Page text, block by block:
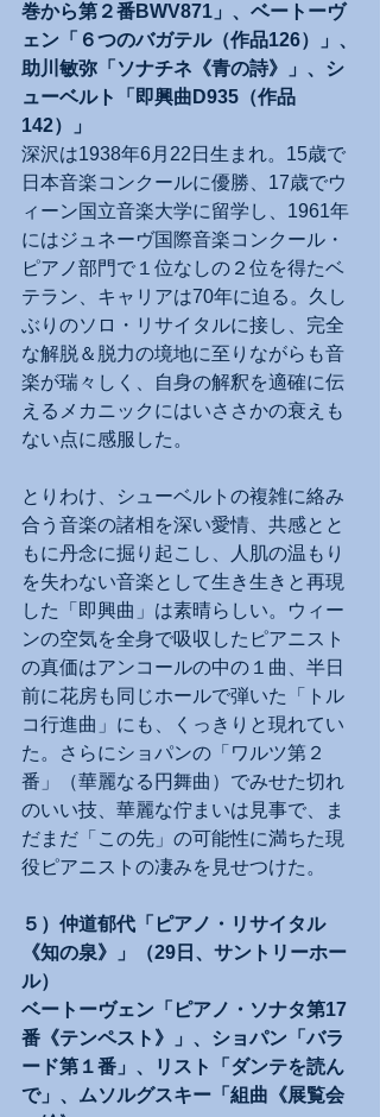
巻から第２番BWV871」、ベートーヴ
ェン「６つのバガテル（作品126）」、
助川敏弥「ソナチネ《青の詩》」、シ
ューベルト「即興曲D935（作品
142）」
深沢は1938年6月22日生まれ。15歳で
日本音楽コンクールに優勝、17歳でウ
ィーン国立音楽大学に留学し、1961年
にはジュネーヴ国際音楽コンクール・
ピアノ部門で１位なしの２位を得たベ
テラン、キャリアは70年に迫る。久し
ぶりのソロ・リサイタルに接し、完全
な解脱＆脱力の境地に至りながらも音
楽が瑞々しく、自身の解釈を適確に伝
えるメカニックにはいささかの衰えも
ない点に感服した。
とりわけ、シューベルトの複雑に絡み
合う音楽の諸相を深い愛情、共感とと
もに丹念に掘り起こし、人肌の温もり
を失わない音楽として生き生きと再現
した「即興曲」は素晴らしい。ウィー
ンの空気を全身で吸収したピアニスト
の真価はアンコールの中の１曲、半日
前に花房も同じホールで弾いた「トル
コ行進曲」にも、くっきりと現れてい
た。さらにショパンの「ワルツ第２
番」（華麗なる円舞曲）でみせた切れ
のいい技、華麗な佇まいは見事で、ま
だまだ「この先」の可能性に満ちた現
役ピアニストの凄みを見せつけた。
５）仲道郁代「ピアノ・リサイタル
《知の泉》」（29日、サントリーホー
ル）
ベートーヴェン「ピアノ・ソナタ第17
番《テンペスト》」、ショパン「バラ
ード第１番」、リスト「ダンテを読ん
で」、ムソルグスキー「組曲《展覧会